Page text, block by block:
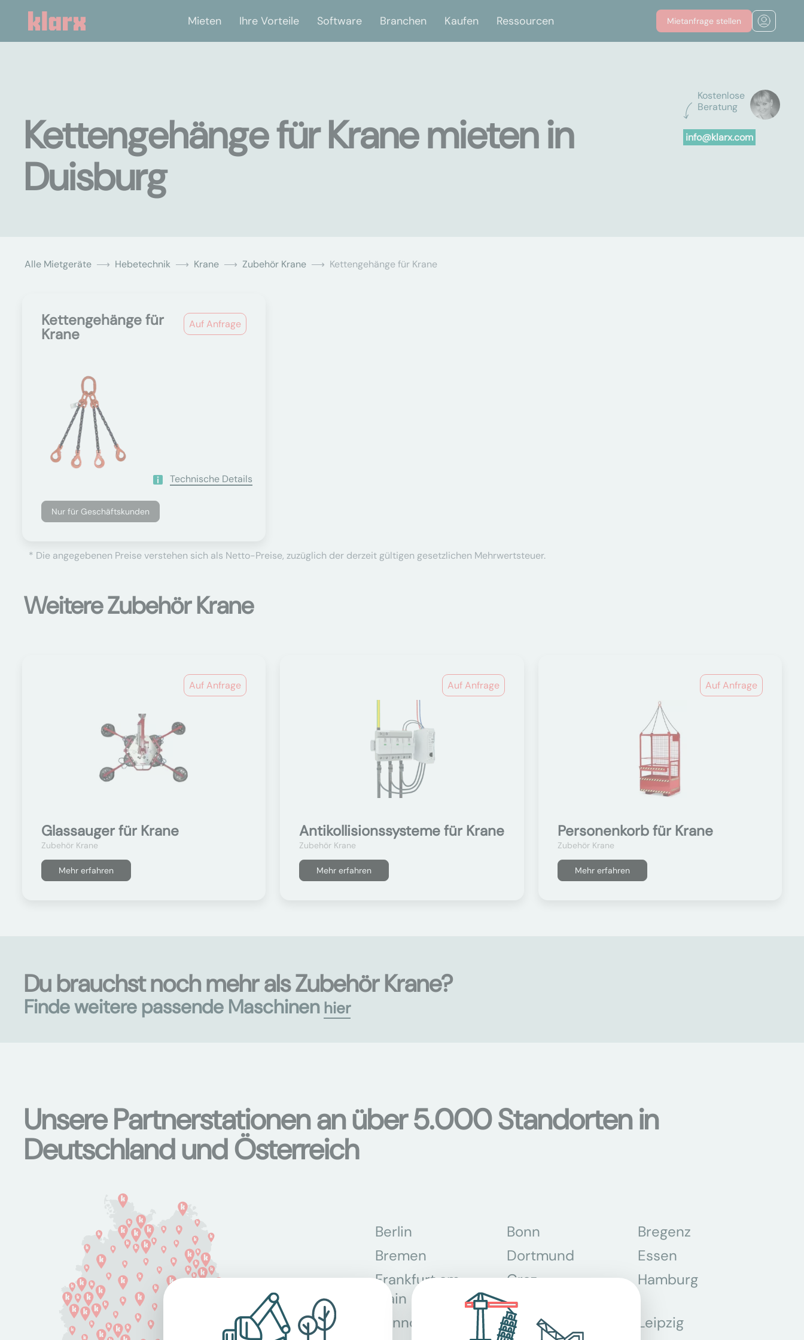
Mieten Ihre Vorteile Software Branchen Kaufen Ressourcen Mietanfrage stellen
Kostenlose
Beratung
info@klarx.com
Kettengehänge für Krane mieten in
Duisburg
Alle Mietgeräte Hebetechnik Krane Zubehör Krane Kettengehänge für Krane
Auf Anfrage
Kettengehänge für
Krane
Technische Details
Nur für Geschäftskunden
* Die angegebenen Preise verstehen sich als Netto-Preise, zuzüglich der derzeit gültigen gesetzlichen Mehrwertsteuer.
Weitere Zubehör Krane
Auf Anfrage
Glassauger für Krane
Zubehör Krane
Mehr erfahren
Auf Anfrage
Antikollisionssysteme für Krane
Zubehör Krane
Mehr erfahren
Auf Anfrage
Personenkorb für Krane
Zubehör Krane
Mehr erfahren
Du brauchst noch mehr als Zubehör Krane?
Finde weitere passende Maschinen hier
Unsere Partnerstationen an über 5.000 Standorten in
Deutschland und Österreich
Berlin Bonn
Bregenz
Bremen
Dortmund
Essen
Frankfurt am
Main
Graz Hamburg
Hannover Köln
Leipzig